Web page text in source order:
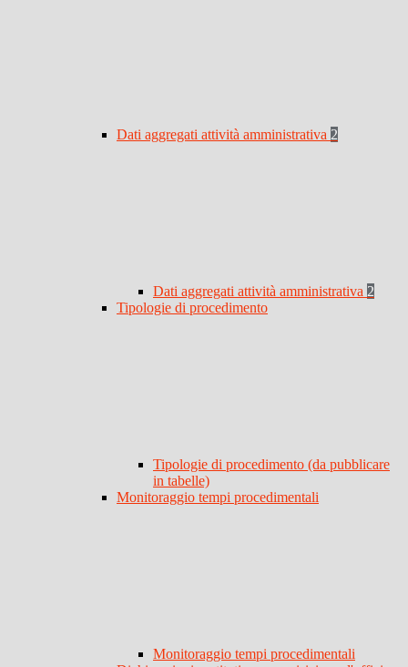
Dati aggregati attività amministrativa 2
Dati aggregati attività amministrativa 2
Tipologie di procedimento
Tipologie di procedimento (da pubblicare
in tabelle)
Monitoraggio tempi procedimentali
Monitoraggio tempi procedimentali